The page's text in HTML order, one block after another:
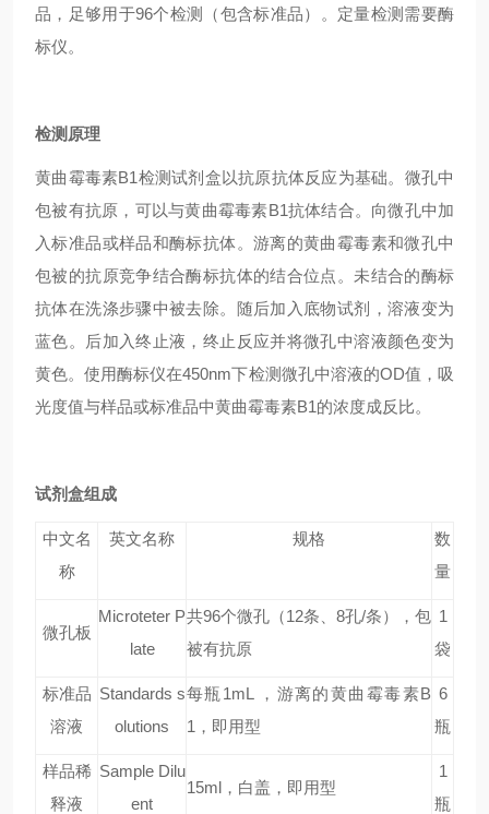
品，足够用于96个检测（包含标准品）。定量检测需要酶
标仪。
检测原理
黄曲霉毒素B1检测试剂盒以抗原抗体反应为基础。微孔中
包被有抗原，可以与黄曲霉毒素B1抗体结合。向微孔中加
入标准品或样品和酶标抗体。游离的黄曲霉毒素和微孔中
包被的抗原竞争结合酶标抗体的结合位点。未结合的酶标
抗体在洗涤步骤中被去除。随后加入底物试剂，溶液变为
蓝色。后加入终止液，终止反应并将微孔中溶液颜色变为
黄色。使用酶标仪在450nm下检测微孔中溶液的OD值，吸
光度值与样品或标准品中黄曲霉毒素B1的浓度成反比。
试剂盒组成
中文名
称
英文名称 规格
数
量
微孔板
Microteter P
late
共96个微孔（12条、8孔/条），包
被有抗原
1
袋
标准品
溶液
Standards s
olutions
每瓶1mL ，游离的黄曲霉毒素B
1，即用型
6
瓶
样品稀
释液
Sample Dilu
ent
15ml ，白盖，即用型
1
瓶